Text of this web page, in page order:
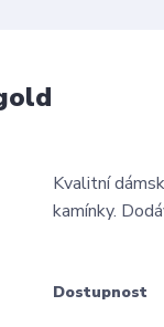
Kvalitní
kamínky.
Dostupnost